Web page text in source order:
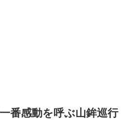
番感動を呼ぶ山鉾巡行